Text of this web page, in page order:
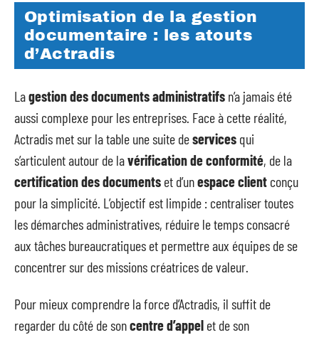
Optimisation de la gestion
documentaire : les atouts
d’Actradis
Lagestion des documents administratifs n’a jamais été
aussi complexe pour les entreprises. Face à cette réalité,
Actradis met sur la table une suite deservices qui
s’articulent autour de lavérification de conformité, de la
certification des documents et d’unespace client conçu
pour la simplicité. L’objectif est limpide : centraliser toutes
les démarches administratives, réduire le temps consacré
aux tâches bureaucratiques et permettre aux équipes de se
concentrer sur des missions créatrices de valeur.
Pour mieux comprendre la force d’Actradis, il suffit de
regarder du côté de soncentre d’appel et de son